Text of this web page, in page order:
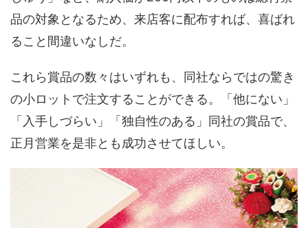
品の対象となるため、来店客に配布すれば、喜ばれ
ること間違いなしだ。
これら賞品の数々はいずれも、同社ならではの驚き
の小ロットで注文することができる。「他にない」
「入手しづらい」「独自性のある」同社の賞品で、
正月営業を是非とも成功させてほしい。